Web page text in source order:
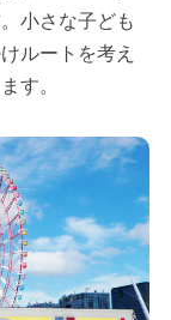
小さな子ども
ルートを考え
す。